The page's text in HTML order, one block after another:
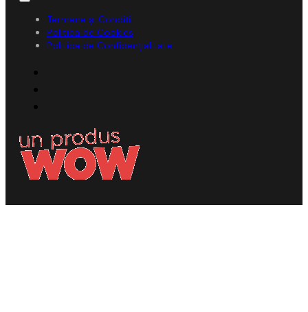
Termene și Condiții
Politica de Cookies
Politica de Confidențialitate